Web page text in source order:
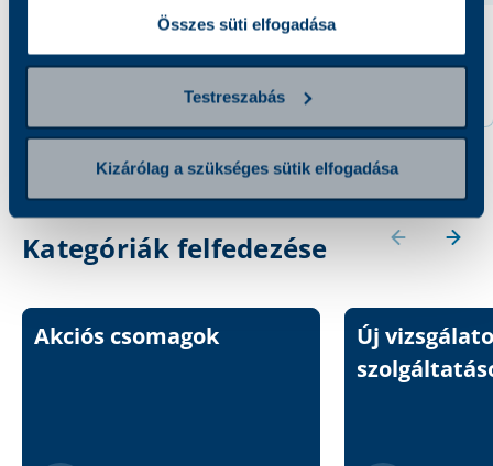
Összes süti elfogadása
Testreszabás
Kizárólag a szükséges sütik elfogadása
Anti-TPO
Anti-C1q antitest
Kategóriák felfedezése
Akciós csomagok
Új